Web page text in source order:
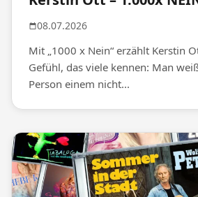
08.07.2026
Mit „1000 x Nein“ erzählt Kerstin
Gefühl, das viele kennen: Man
Person einem nicht...